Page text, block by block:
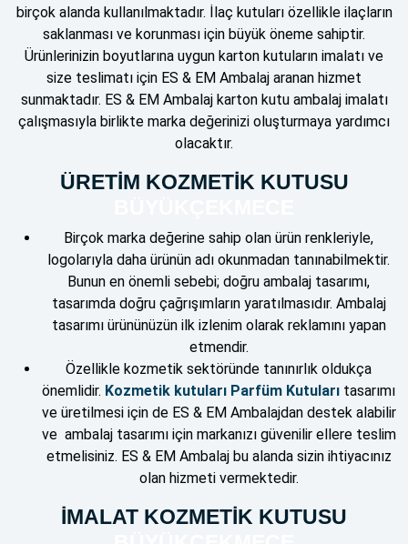
birçok alanda kullanılmaktadır. İlaç kutuları özellikle ilaçların
saklanması ve korunması için büyük öneme sahiptir.
Ürünlerinizin boyutlarına uygun karton kutuların imalatı ve
size teslimatı için ES & EM Ambalaj aranan hizmet
sunmaktadır. ES & EM Ambalaj karton kutu ambalaj imalatı
çalışmasıyla birlikte marka değerinizi oluşturmaya yardımcı
olacaktır.
ÜRETİM KOZMETİK KUTUSU
Birçok marka değerine sahip olan ürün renkleriyle,
logolarıyla daha ürünün adı okunmadan tanınabilmektir.
Bunun en önemli sebebi; doğru ambalaj tasarımı,
tasarımda doğru çağrışımların yaratılmasıdır. Ambalaj
tasarımı ürününüzün ilk izlenim olarak reklamını yapan
etmendir.
Özellikle kozmetik sektöründe tanınırlık oldukça
önemlidir. Kozmetik kutuları Parfüm Kutuları tasarımı
ve üretilmesi için de ES & EM Ambalajdan destek alabilir
ve ambalaj tasarımı için markanızı güvenilir ellere teslim
etmelisiniz. ES & EM Ambalaj bu alanda sizin ihtiyacınız
olan hizmeti vermektedir.
İMALAT KOZMETİK KUTUSU